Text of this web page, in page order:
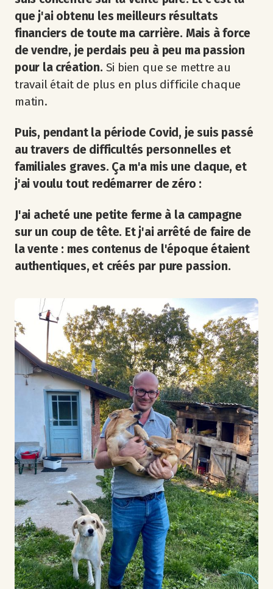
que j'ai obtenu les meilleurs résultats
financiers de toute ma carrière. Mais à force
de vendre, je perdais peu à peu ma passion
pour la création. Si bien que se mettre au
travail était de plus en plus difficile chaque
matin.
Puis, pendant la période Covid, je suis passé
au travers de difficultés personnelles et
familiales graves. Ça m'a mis une claque, et
j'ai voulu tout redémarrer de zéro :
J'ai acheté une petite ferme à la campagne
sur un coup de tête. Et j'ai arrêté de faire de
la vente : mes contenus de l'époque étaient
authentiques, et créés par pure passion.